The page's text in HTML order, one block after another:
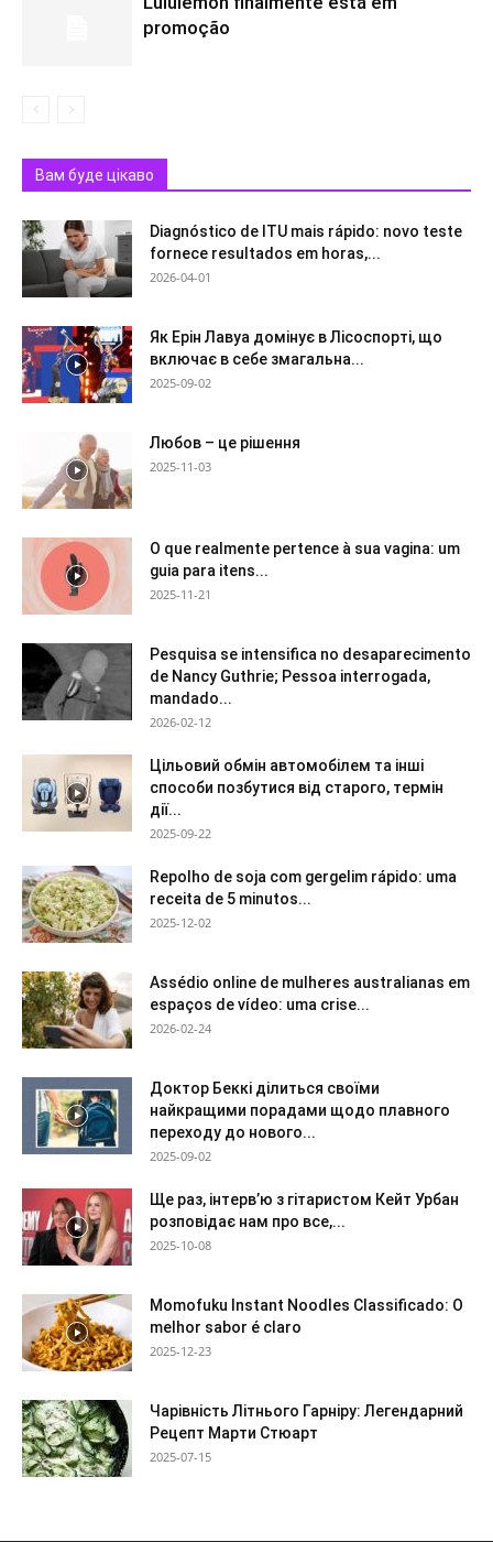
promoção
Вам буде цікаво
Diagnóstico de ITU mais rápido: novo teste
fornece resultados em horas,...
2026-04-01
Як Ерін Лавуа домінує в Лісоспорті, що
включає в себе змагальна...
2025-09-02
Любов – це рішення
2025-11-03
O que realmente pertence à sua vagina: um
guia para itens...
2025-11-21
Pesquisa se intensifica no desaparecimento
de Nancy Guthrie; Pessoa interrogada,
mandado...
2026-02-12
Цільовий обмін автомобілем та інші
способи позбутися від старого, термін
дії...
2025-09-22
Repolho de soja com gergelim rápido: uma
receita de 5 minutos...
2025-12-02
Assédio online de mulheres australianas em
espaços de vídeo: uma crise...
2026-02-24
Доктор Беккі ділиться своїми
найкращими порадами щодо плавного
переходу до нового...
2025-09-02
Ще раз, інтерв’ю з гітаристом Кейт Урбан
розповідає нам про все,...
2025-10-08
Momofuku Instant Noodles Classificado: O
melhor sabor é claro
2025-12-23
Чарівність Літнього Гарніру: Легендарний
Рецепт Марти Стюарт
2025-07-15